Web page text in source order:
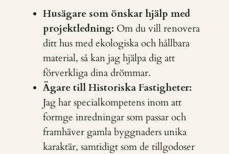
Husägare som önskar hjälp med
projektledning: Om du vill renovera
ditt hus med ekologiska och hållbara
material, så kan jag hjälpa dig att
förverkliga dina drömmar.
Ägare till Historiska Fastigheter:
Jag har specialkompetens inom att
formge inredningar som passar och
framhäver gamla byggnaders unika
karaktär, samtidigt som de tillgodoser